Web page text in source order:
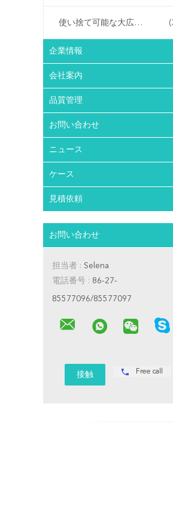
使い捨て可能な大広間プロダクト
企業情報
会社案内
品質管理
お問い合わせ
ニュース
ケース
見積依頼
お問い合わせ
担当者 : Selena
電話番号 : 86-27-
85577096/85577097
Free call